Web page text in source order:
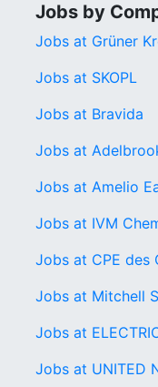
Jobs by
Jobs at Grüner
Jobs at SKOPL
Jobs at Bravida
Jobs at
Jobs at Amelio
Jobs at IVM
Jobs at CPE des
Jobs at Mitchell
Jobs at
Jobs at UNITED